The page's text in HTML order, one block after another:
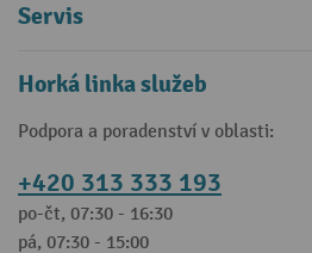
Servis
Horká linka služeb
Podpora a poradenství v oblasti:
+420 313 333 193
po-čt, 07:30 - 16:30
pá, 07:30 - 15:00